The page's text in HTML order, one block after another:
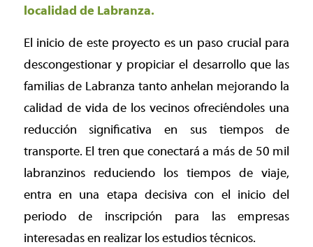
localidad de Labranza.
El inicio de este proyecto es un paso crucial para
descongestionar y propiciar el desarrollo que las
familias de Labranza tanto anhelan mejorando la
calidad de vida de los vecinos ofreciéndoles una
reducción significativa en sus tiempos de
transporte. El tren que conectará a más de 50 mil
labranzinos reduciendo los tiempos de viaje,
entra en una etapa decisiva con el inicio del
periodo de inscripción para las empresas
interesadas en realizar los estudios técnicos.